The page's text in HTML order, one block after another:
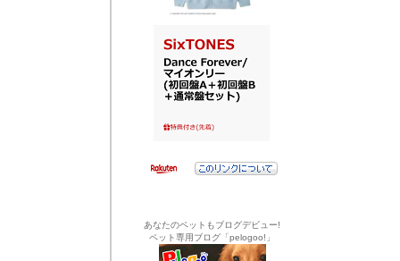
あなたのペットもブログデビュー!
ペット専用ブログ「pelogoo!」